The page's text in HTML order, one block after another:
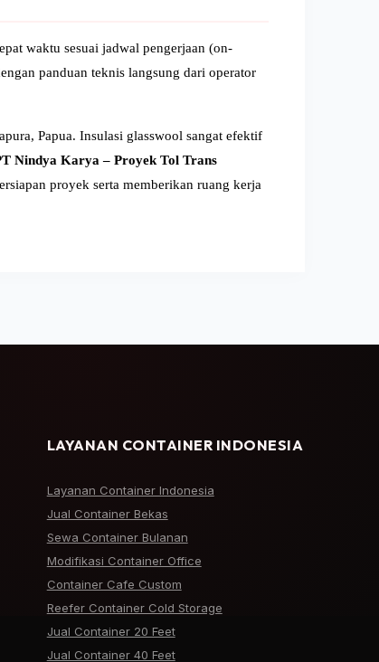
waktu sesuai jadwal pengerjaan (on-
panduan teknis langsung dari operator
Papua. Insulasi glasswool sangat efektif
Nindya Karya – Proyek Tol Trans
proyek serta memberikan ruang kerja
LAYANAN CONTAINER INDONESIA
Layanan Container Indonesia
Jual Container Bekas
Sewa Container Bulanan
Modifikasi Container Office
Container Cafe Custom
Reefer Container Cold Storage
Jual Container 20 Feet
Jual Container 40 Feet